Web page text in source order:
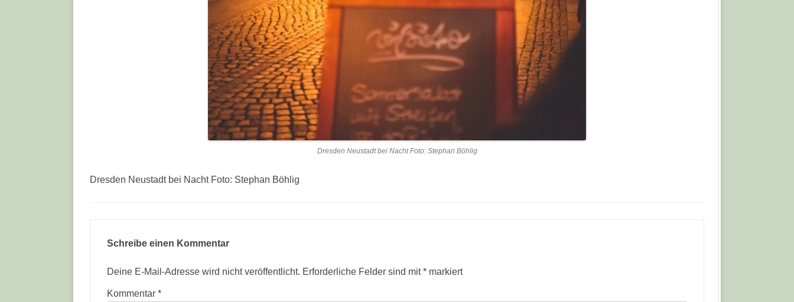
Dresden Neustadt bei Nacht Foto: Stephan Böhlig
Dresden Neustadt bei Nacht Foto: Stephan Böhlig
Schreibe einen Kommentar
Deine E-Mail-Adresse wird nicht veröffentlicht. Erforderliche Felder sind mit* markiert
Kommentar *